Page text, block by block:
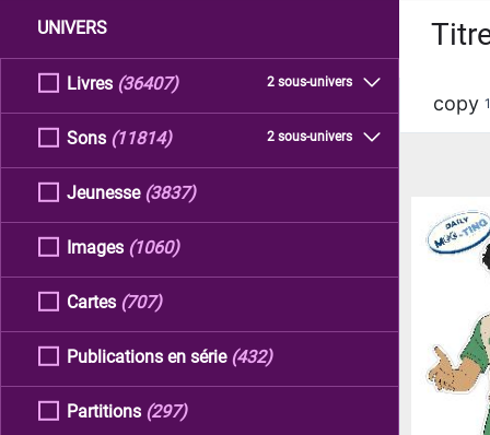
UNIVERS
Livres 2 sous-univers
(36407)
Sons 2 sous-univers
(11814)
Jeunesse (3837)
Images (1060)
Cartes (707)
Publications en série (432)
Partitions (297)
copy